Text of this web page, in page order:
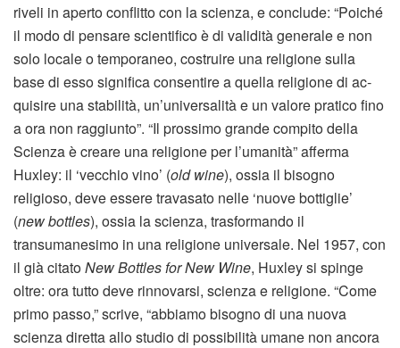
riveli in aperto conflitto con la scienza, e conclude: “Poiché
il modo di pensare scientifico è di validità generale e non
solo locale o temporaneo, costruire una religione sulla
base di esso significa consentire a quella religione di ac­
quisire una stabilità, un’universalità e un valore pratico fino
a ora non rag­giunto”. “Il prossimo grande com­pito della
Scienza è creare una religione per l’umanità” afferma
Huxley: il ‘vecchio vino’ (old wine), ossia il bisogno
religioso, deve essere travasato nelle ‘nuove bottiglie’
(new bottles), ossia la scienza, trasformando il
transumanesimo in una religione universale. Nel 1957, con
il già citatoNew Bottles for New Wine, Huxley si spinge
oltre: ora tutto deve rinnovarsi, scienza e religione. “Come
primo passo,” scrive, “abbiamo bi­sogno di una nuova
scienza diretta allo studio di possibilità umane non anco­ra